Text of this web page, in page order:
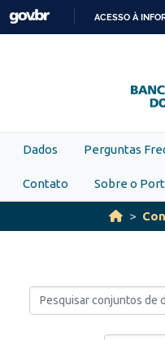
Skip to main content
ACESSO À
Dados Perguntas
Contato Sobre o